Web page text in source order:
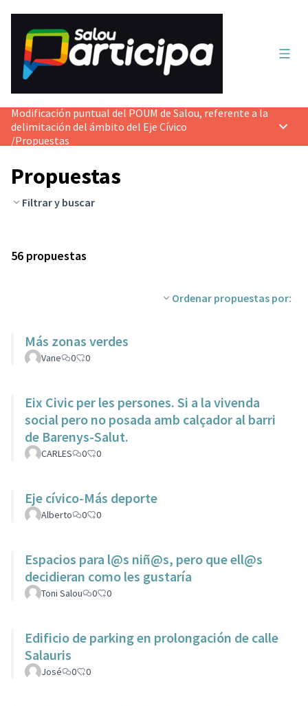
Modificación puntual del POUM de Salou, referente a la
delimitación del ámbito del Eje Cívico
/Propuestas
Propuestas
Filtrar y buscar
56 propuestas
Ordenar propuestas por:
Más zonas verdes
Vane 0 0
Eix Civic per les persones. Si a la vivenda
social pero no posada amb calçador al barri
de Barenys-Salut.
CARLES 0 0
Eje cívico-Más deporte
Alberto 0 0
Espacios para l@s niñ@s, pero que ell@s
decidieran como les gustaría
Toni Salou 0 0
Edificio de parking en prolongación de calle
Salauris
José 0 0